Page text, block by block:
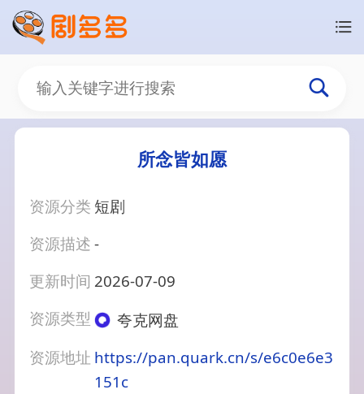
所念皆如愿
资源分类 短剧
资源描述-
更新时间 2026-07-09
资源类型
夸克网盘
资源地址 https://pan.quark.cn/s/e6c0e6e3
151c